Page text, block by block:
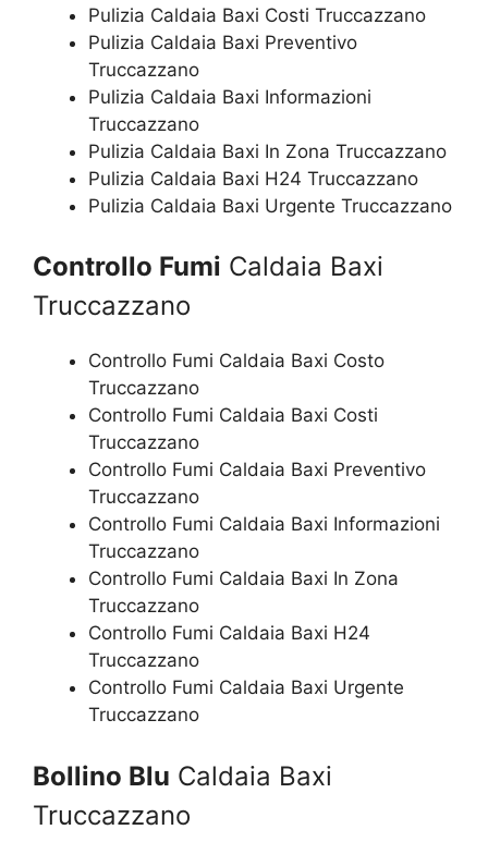
Pulizia Caldaia Baxi Costi Truccazzano
Pulizia Caldaia Baxi Preventivo
Truccazzano
Pulizia Caldaia Baxi Informazioni
Truccazzano
Pulizia Caldaia Baxi In Zona Truccazzano
Pulizia Caldaia Baxi H24 Truccazzano
Pulizia Caldaia Baxi Urgente Truccazzano
Controllo Fumi Caldaia Baxi
Truccazzano
Controllo Fumi Caldaia Baxi Costo
Truccazzano
Controllo Fumi Caldaia Baxi Costi
Truccazzano
Controllo Fumi Caldaia Baxi Preventivo
Truccazzano
Controllo Fumi Caldaia Baxi Informazioni
Truccazzano
Controllo Fumi Caldaia Baxi In Zona
Truccazzano
Controllo Fumi Caldaia Baxi H24
Truccazzano
Controllo Fumi Caldaia Baxi Urgente
Truccazzano
Bollino Blu Caldaia Baxi
Truccazzano